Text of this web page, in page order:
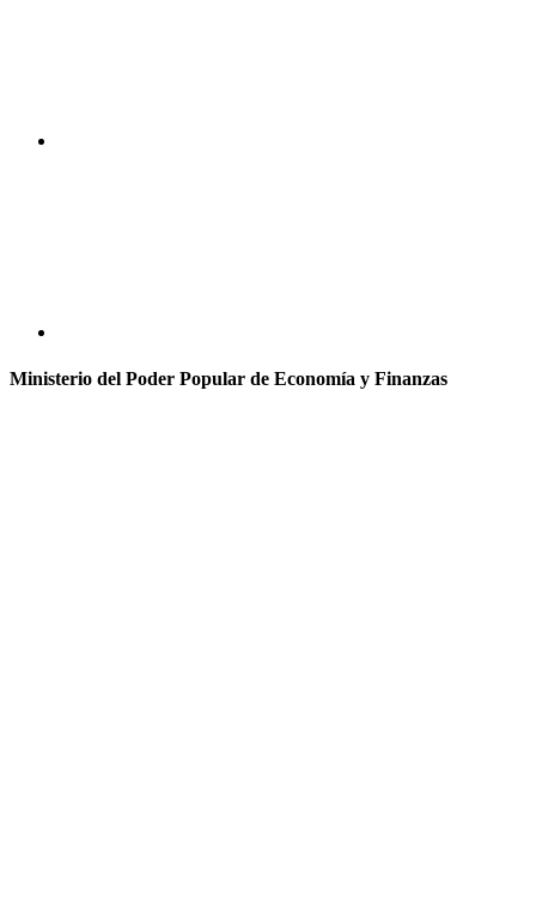
Ministerio del Poder Popular de Economía y Finanzas